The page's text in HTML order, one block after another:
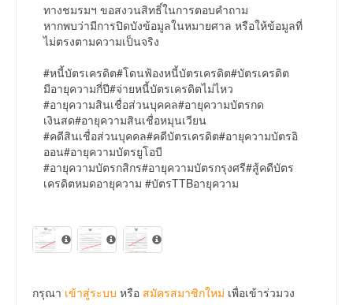
ทางชมรมฯ ขอสงวนสิทธิ์ในการตอบคำถาม
หากพบว่ามีการปิดบังข้อมูลในหมายศาล หรือให้ข้อมูลที่
ไม่ตรงตามความเป็นจริง
#หนี้บัตรเครดิต#โดนฟ้องหนี้บัตรเครดิต#บัตรเครดิต
มีอายุความกี่ปี#จ่ายหนี้บัตรเครดิตไม่ไหว
#อายุความสินเชื่อส่วนบุคคล#อายุความบัตรกด
เงินสด#อายุความสินเชื่อหมุนเวียน
#คดีสินเชื่อส่วนบุคคล#คดีบัตรเครดิต#อายุความบัตรอิ
ออน#อายุความบัตรยูโอบี
#อายุความบัตรกสิกร#อายุความบัตรกรุงศรี#สู้คดีบัตร
เครดิตหมดอายุความ #บัตรTTBอายุความ
กรุณา เข้าสู่ระบบ หรือ สมัครสมาชิกใหม่ เพื่อเข้าร่วมวง